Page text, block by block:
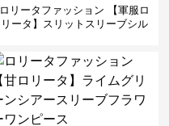
ロリータファッション 【軍服ロ
リータ】スリットスリーブシル